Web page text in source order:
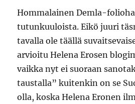
Hommalainen Demla-
tutunkuuloista. Eikö juuri
tavalla ole täällä
arvioitu Helena Erosen
vaikka nyt ei suoraan
taustalla” kuitenkin on se
olla, koska Helena Eronen